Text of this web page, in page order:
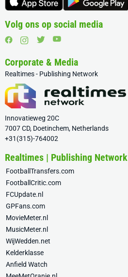
Volg ons op social media
Corporate & Media
Realtimes - Publishing Network
Innovatieweg 20C
7007 CD, Doetinchem, Netherlands
+31(315)-764002
Realtimes | Publishing Network
FootballTransfers.com
FootballCritic.com
FCUpdate.nl
GPFans.com
MovieMeter.nl
MusicMeter.nl
WijWedden.net
Kelderklasse
Anfield Watch